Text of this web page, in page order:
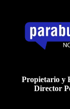
Propietario y
Director